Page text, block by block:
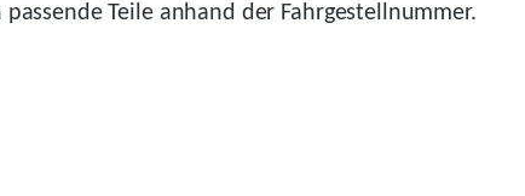
passende Teile anhand der Fahrgestellnummer.